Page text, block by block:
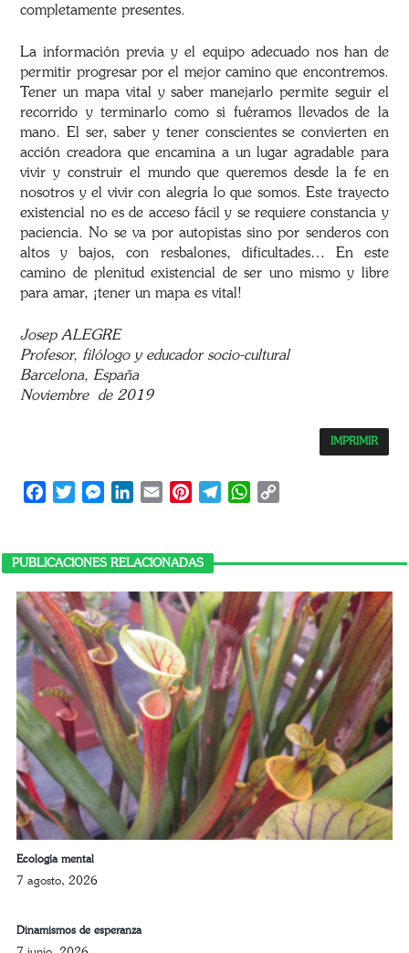
completamente presentes.
La información previa y el equipo adecuado nos han de
permitir progresar por el mejor camino que encontremos.
Tener un mapa vital y saber manejarlo permite seguir el
recorrido y terminarlo como si fuéramos llevados de la
mano. El ser, saber y tener conscientes se convierten en
acción creadora que encamina a un lugar agradable para
vivir y construir el mundo que queremos desde la fe en
nosotros y el vivir con alegría lo que somos. Este trayecto
existencial no es de acceso fácil y se requiere constancia y
paciencia. No se va por autopistas sino por senderos con
altos y bajos, con resbalones, dificultades… En este
camino de plenitud existencial de ser uno mismo y libre
para amar, ¡tener un mapa es vital!
Josep ALEGRE
Profesor, filólogo y educador socio-cultural
Barcelona, España
Noviembre de 2019
IMPRIMIR
FacebookTwitterMessengerLinkedIn
Email PinterestTelegramWhatsApp
PUBLICACIONES RELACIONADAS
Ecología mental
7 agosto, 2026
Dinamismos de esperanza